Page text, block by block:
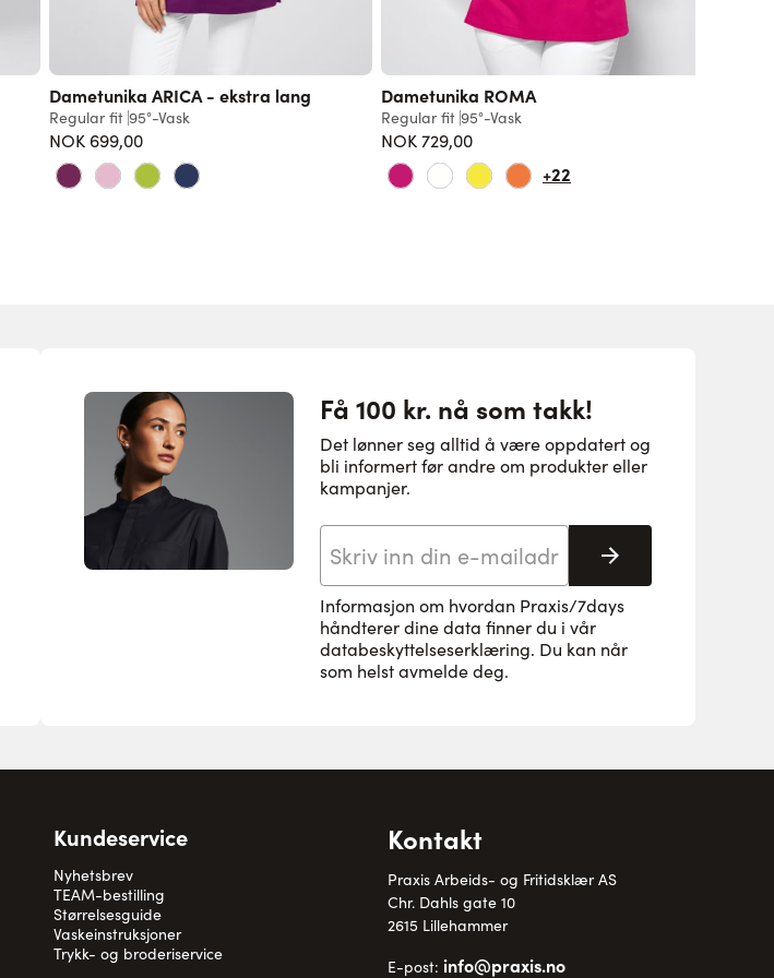
Dametunika ARICA - ekstra lang
Regular fit 95°-Vask
NOK 699,00
Dametunika ROMA
Regular fit 95°-Vask
NOK 729,00
+22
Få 100 kr. nå som takk!
Det lønner seg alltid å være oppdatert og
bli informert før andre om produkter eller
kampanjer.
Abonnere
Informasjon om hvordan Praxis/7days
håndterer dine data finner du i vår
databeskyttelseserklæring. Du kan når
som helst avmelde deg.
Kundeservice
Nyhetsbrev
TEAM-bestilling
Størrelsesguide
Vaskeinstruksjoner
Trykk- og broderiservice
Kontakt
Praxis Arbeids- og Fritidsklær AS
Chr. Dahls gate 10
2615 Lillehammer
E-post: info@praxis.no